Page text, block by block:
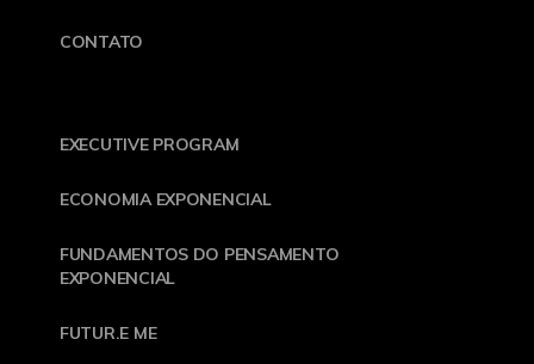
CONTATO
EXECUTIVE PROGRAM
ECONOMIA EXPONENCIAL
FUNDAMENTOS DO PENSAMENTO
EXPONENCIAL
FUTUR.E ME